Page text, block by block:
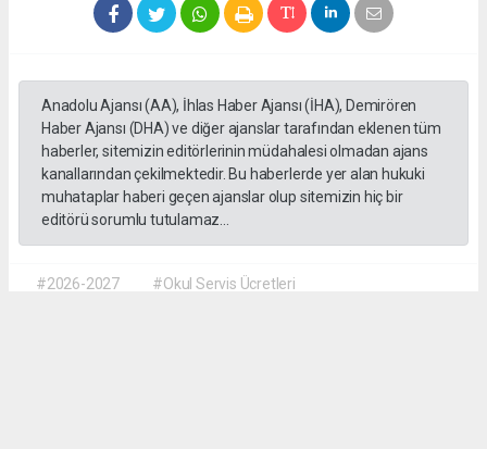
Anadolu Ajansı (AA), İhlas Haber Ajansı (İHA), Demirören
Haber Ajansı (DHA) ve diğer ajanslar tarafından eklenen tüm
haberler, sitemizin editörlerinin müdahalesi olmadan ajans
kanallarından çekilmektedir. Bu haberlerde yer alan hukuki
muhataplar haberi geçen ajanslar olup sitemizin hiç bir
editörü sorumlu tutulamaz...
#2026-2027
#Okul Servis Ücretleri